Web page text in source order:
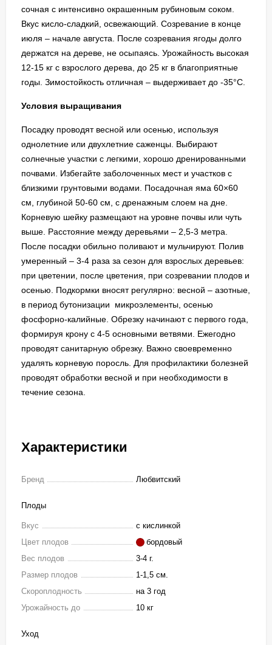
сочная с интенсивно окрашенным рубиновым соком.
Вкус кисло-сладкий, освежающий. Созревание в конце
июля – начале августа. После созревания ягоды долго
держатся на дереве, не осыпаясь. Урожайность высокая
12-15 кг с взрослого дерева, до 25 кг в благоприятные
годы. Зимостойкость отличная – выдерживает до -35°C.
Условия выращивания
Посадку проводят весной или осенью, используя
однолетние или двухлетние саженцы. Выбирают
солнечные участки с легкими, хорошо дренированными
почвами. Избегайте заболоченных мест и участков с
близкими грунтовыми водами. Посадочная яма 60×60
см, глубиной 50-60 см, с дренажным слоем на дне.
Корневую шейку размещают на уровне почвы или чуть
выше. Расстояние между деревьями – 2,5-3 метра.
После посадки обильно поливают и мульчируют. Полив
умеренный – 3-4 раза за сезон для взрослых деревьев:
при цветении, после цветения, при созревании плодов и
осенью. Подкормки вносят регулярно: весной – азотные,
в период бутонизации микроэлементы, осенью
фосфорно-калийные. Обрезку начинают с первого года,
формируя крону с 4-5 основными ветвями. Ежегодно
проводят санитарную обрезку. Важно своевременно
удалять корневую поросль. Для профилактики болезней
проводят обработки весной и при необходимости в
течение сезона.
Характеристики
Бренд Любвитский
Плоды
Вкус
с кислинкой
Цвет плодов
бордовый
Вес плодов
3-4 г.
Размер плодов
1-1,5 см.
Скороплодность
на 3 год
Урожайность до
10 кг
Уход